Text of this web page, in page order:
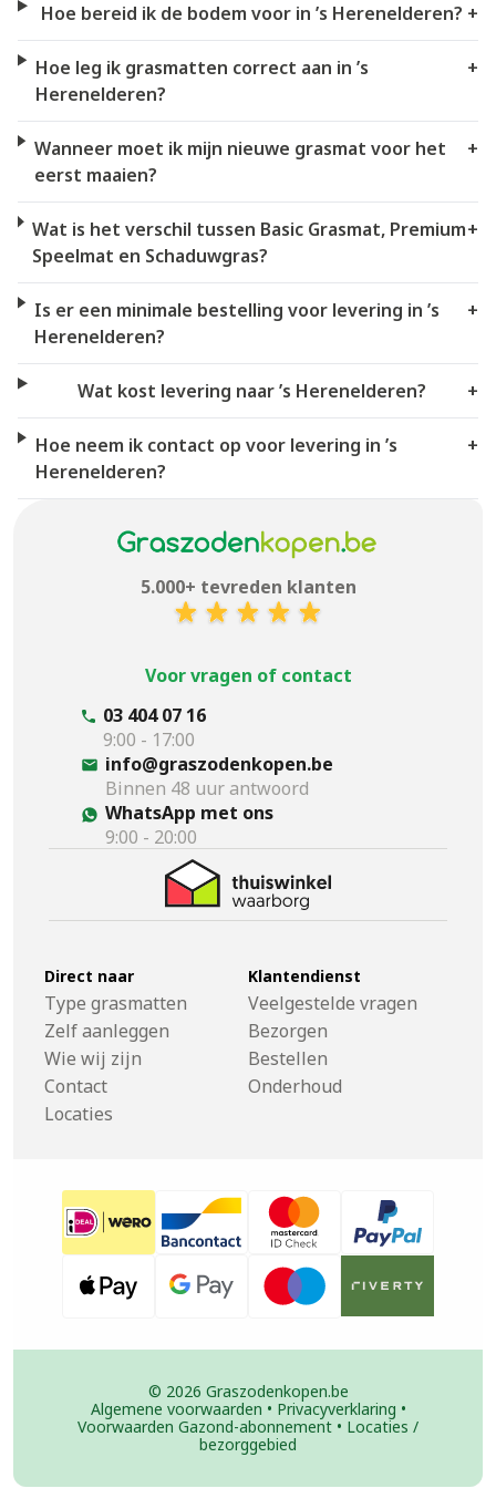
Hoe bereid ik de bodem voor in ’s Herenelderen? +
Hoe leg ik grasmatten correct aan in ’s
Herenelderen?
+
Wanneer moet ik mijn nieuwe grasmat voor het
eerst maaien?
+
Wat is het verschil tussen Basic Grasmat, Premium
Speelmat en Schaduwgras?
+
Is er een minimale bestelling voor levering in ’s
Herenelderen?
+
Wat kost levering naar ’s Herenelderen? +
Hoe neem ik contact op voor levering in ’s
Herenelderen?
+
5.000+ tevreden klanten
Voor vragen of contact
03 404 07 16
9:00 - 17:00
info@graszodenkopen.be
Binnen 48 uur antwoord
WhatsApp met ons
9:00 - 20:00
Direct naar
Type grasmatten
Zelf aanleggen
Wie wij zijn
Contact
Locaties
Klantendienst
Veelgestelde vragen
Bezorgen
Bestellen
Onderhoud
© 2026 Graszodenkopen.be
Algemene voorwaarden • Privacyverklaring •
Voorwaarden Gazond-abonnement • Locaties /
bezorggebied